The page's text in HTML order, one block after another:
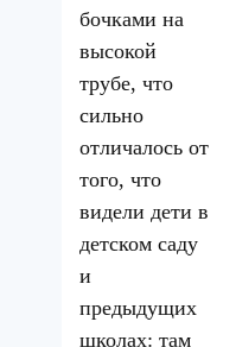
бочками на
высокой
трубе, что
сильно
отличалось от
того, что
видели дети в
детском саду
и
предыдущих
школах: там